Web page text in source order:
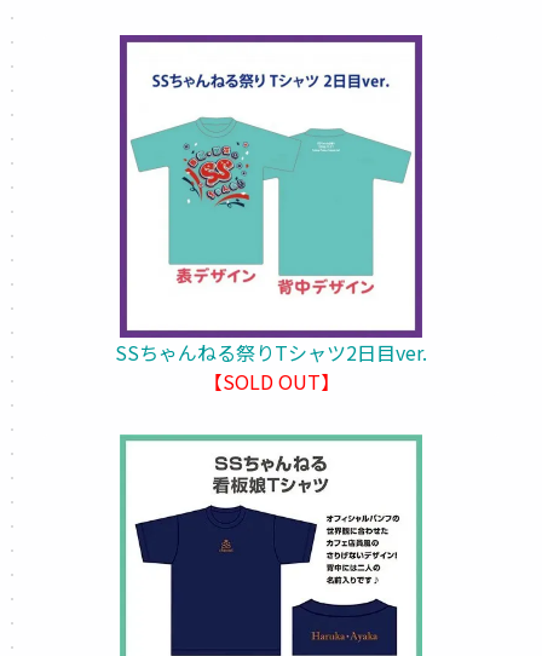
SSちゃんねる祭りTシャツ2日目ver.
【SOLD OUT】